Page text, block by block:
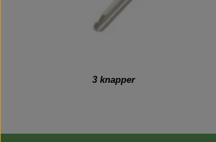
3 knapper